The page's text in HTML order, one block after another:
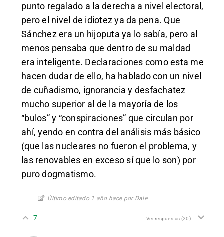
punto regalado a la derecha a nivel electoral,
pero el nivel de idiotez ya da pena. Que
Sánchez era un hijoputa ya lo sabía, pero al
menos pensaba que dentro de su maldad
era inteligente. Declaraciones como esta me
hacen dudar de ello, ha hablado con un nivel
de cuñadismo, ignorancia y desfachatez
mucho superior al de la mayoría de los
“bulos” y “conspiraciones” que circulan por
ahí, yendo en contra del análisis más básico
(que las nucleares no fueron el problema, y
las renovables en exceso sí que lo son) por
puro dogmatismo.
Último editado 1 año hace por Dale
7 Ver respuestas (20)